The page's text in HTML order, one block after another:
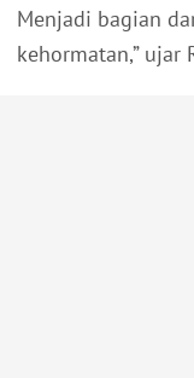
Menjadi bagian
kehormatan,” ujar